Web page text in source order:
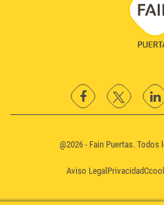
FacebookTwitter
@2026 - Fain Puertas.
Aviso Legal Privacidad